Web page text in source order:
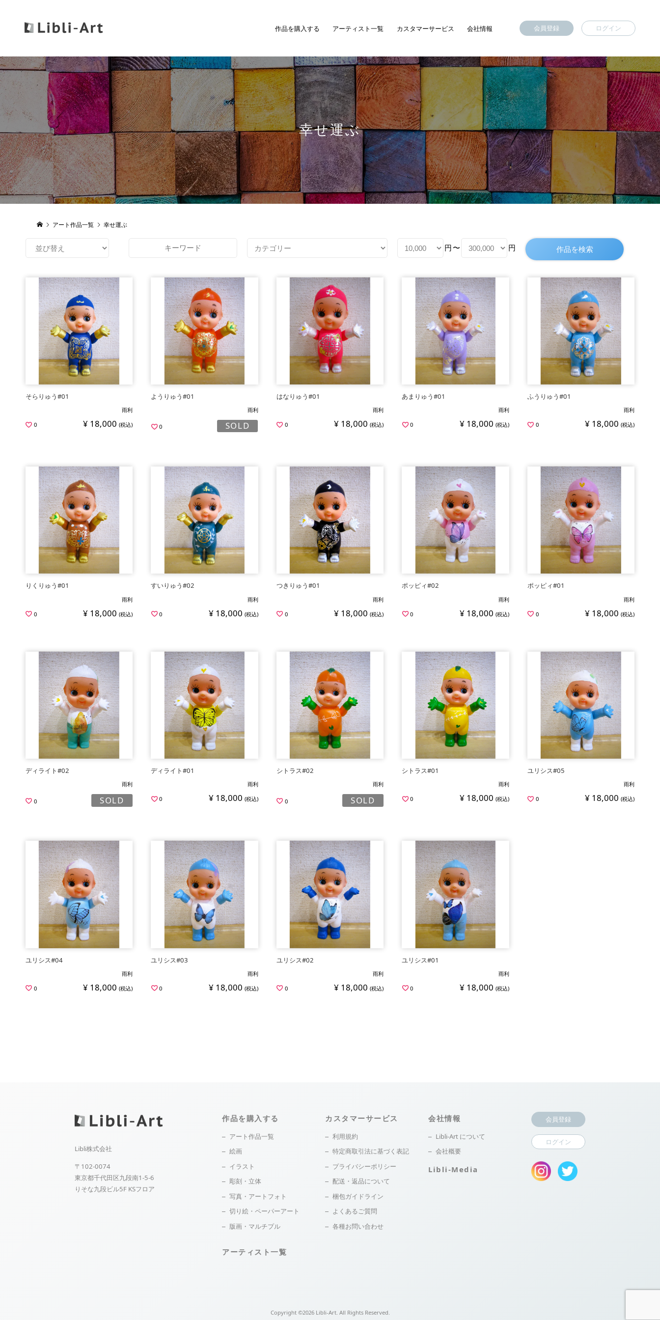
作品を購入する アーティスト一覧 カスタマーサービス 会社情報 会員登録 ログイン
幸せ運ぶ
アート作品一覧 幸せ運ぶ
円 〜 円
そらりゅう#01
雨利
0
¥ 18,000(税込)
ようりゅう#01
雨利
0 SOLD
はなりゅう#01
雨利
0
¥ 18,000(税込)
あまりゅう#01
雨利
0
¥ 18,000 (税込)
ふうりゅう#01
雨利
0
¥ 18,000 (税込)
りくりゅう#01
雨利
0
¥ 18,000(税込)
すいりゅう#02
雨利
0
¥ 18,000 (税込)
つきりゅう#01
雨利
0
¥ 18,000(税込)
ポッピィ#02
雨利
0
¥ 18,000 (税込)
ポッピィ#01
雨利
0
¥ 18,000 (税込)
ディライト#02
雨利
0 SOLD
ディライト#01
雨利
0
¥ 18,000 (税込)
シトラス#02
雨利
0 SOLD
シトラス#01
雨利
0
¥ 18,000 (税込)
ユリシス#05
雨利
0
¥ 18,000 (税込)
ユリシス#04
雨利
0
¥ 18,000(税込)
ユリシス#03
雨利
0
¥ 18,000 (税込)
ユリシス#02
雨利
0
¥ 18,000(税込)
ユリシス#01
雨利
0
¥ 18,000 (税込)
Libli株式会社
〒102-0074
東京都千代田区九段南1-5-6
りそな九段ビル5F KSフロア
作品を購入する
アート作品一覧
絵画
イラスト
彫刻・立体
写真・アートフォト
切り絵・ペーパーアート
版画・マルチプル
アーティスト一覧
カスタマーサービス
利用規約
特定商取引法に基づく表記
プライバシーポリシー
配送・返品について
梱包ガイドライン
よくあるご質問
各種お問い合わせ
会社情報
Libli-Art について
会社概要
Libli-Media
会員登録
ログイン
Copyright ©2026Libli-Art. All Rights Reserved.